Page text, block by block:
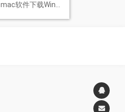
mac软件下载Windows软件下载兔子博客资源网